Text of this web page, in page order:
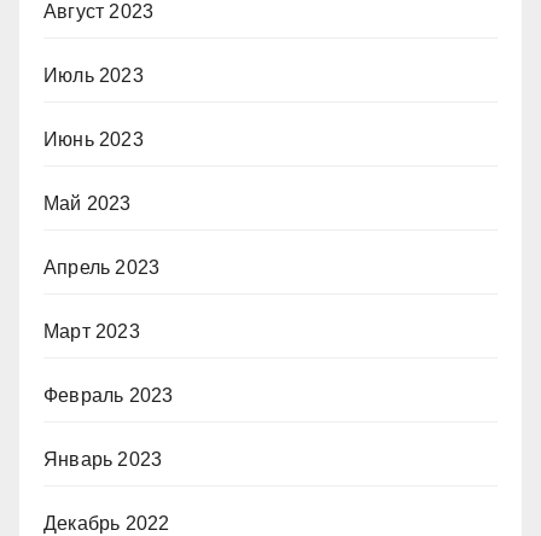
Август 2023
Июль 2023
Июнь 2023
Май 2023
Апрель 2023
Март 2023
Февраль 2023
Январь 2023
Декабрь 2022